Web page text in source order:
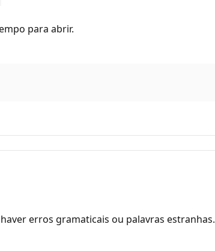
para abrir.
erros gramaticais ou palavras estranhas.